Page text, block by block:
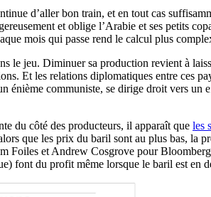
d’aller bon train, et en tout cas
et oblige l’Arabie et ses petits
mois qui passe rend le calcul plus
le jeu. Diminuer sa production revient à
Et les relations diplomatiques entre ces
énième communiste, se dirige droit vers
du côté des producteurs, il apparaît que les
que les prix du baril sont au plus bas, la
Foiles et Andrew Cosgrove pour
font du profit même lorsque le baril est